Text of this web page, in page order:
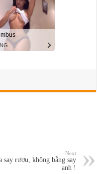
Next
say rượu, không bằng say
anh !